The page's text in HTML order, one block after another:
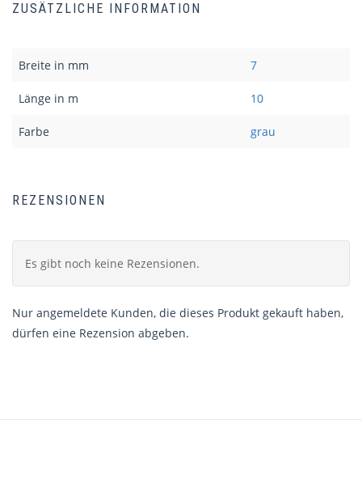
ZUSÄTZLICHE INFORMATION
Breite in mm 7
Länge in m 10
Farbe grau
REZENSIONEN
Es gibt noch keine Rezensionen.
Nur angemeldete Kunden, die dieses Produkt gekauft haben,
dürfen eine Rezension abgeben.